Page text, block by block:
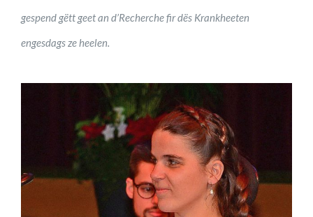
gespend gëtt geet an d’Recherche fir dës Krankheeten
engesdags ze heelen.